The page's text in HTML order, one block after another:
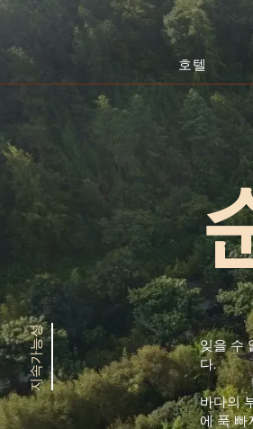
청두
항저우
시안 린퉁
시솽반나
주하이
앙사나 헤리티지 컬렉션
호텔
지속가능성
잊을 수
다.
바다의
에 푹 빠